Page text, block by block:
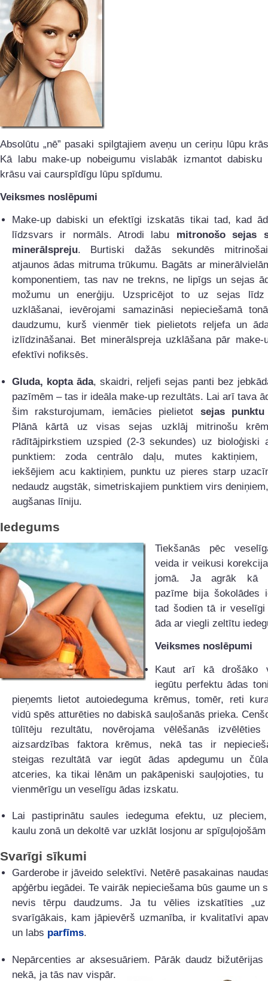
Absolūtu „nē” pasaki spilgtajiem aveņu un ceriņu lūpu
Kā labu make-up nobeigumu vislabāk izmantot dabisku
krāsu vai caurspīdīgu lūpu spīdumu.
Veiksmes noslēpumi
Make-up dabiski un efektīgi izskatās tikai tad, kad
līdzsvars ir normāls. Atrodi labu mitronošo sejas
minerālspreju. Burtiski dažās sekundēs
atjaunos ādas mitruma trūkumu. Bagāts ar
komponentiem, tas nav ne trekns, ne lipīgs un sejas
možumu un enerģiju. Uzspricējot to uz sejas līdz
uzklāšanai, ievērojami samazināsi nepieciešamā
daudzumu, kurš vienmēr tiek pielietots reljefa un
izlīdzināšanai. Bet minerālspreja uzklāšana pār
efektīvi nofiksēs.
Gluda, kopta āda, skaidri, reljefi sejas panti bez
pazīmēm – tas ir ideāla make-up rezultāts. Lai arī tava
šim raksturojumam, iemācies pielietot sejas punktu
Plānā kārtā uz visas sejas uzklāj mitrinošu
rādītājpirkstiem uzspied (2-3 sekundes) uz bioloģiski
punktiem: zoda centrālo daļu, mutes kaktiņiem,
iekšējiem acu kaktiņiem, punktu uz pieres starp
nedaudz augstāk, simetriskajiem punktiem virs
augšanas līniju.
Iedegums
Tiekšanās pēc
veida ir veikusi
jomā. Ja agrāk kā
pazīme bija šokolādes
tad šodien tā ir veselīgi
āda ar viegli zeltītu
Veiksmes noslēpumi
Kaut arī kā drošāko
iegūtu perfektu ādas
pieņemts lietot autoiedeguma krēmus, tomēr, reti
vidū spēs atturēties no dabiskā sauļošanās prieka.
tūlītēju rezultātu, novērojama vēlēšanās izvēlēties
aizsardzības faktora krēmus, nekā tas ir
steigas rezultātā var iegūt ādas apdegumu un
atceries, ka tikai lēnām un pakāpeniski sauļojoties, tu
vienmērīgu un veselīgu ādas izskatu.
Lai pastiprinātu saules iedeguma efektu, uz
kaulu zonā un dekoltē var uzklāt losjonu ar spīguļojošām
Svarīgi sīkumi
Garderobe ir jāveido selektīvi. Netērē pasakainas
apģērbu iegādei. Te vairāk nepieciešama būs gaume un
nevis tērpu daudzums. Ja tu vēlies izskatīties „uz
svarīgākais, kam jāpievērš uzmanība, ir kvalitatīvi
un labs parfīms.
Nepārcenties ar aksesuāriem. Pārāk daudz
nekā, ja tās nav vispār.